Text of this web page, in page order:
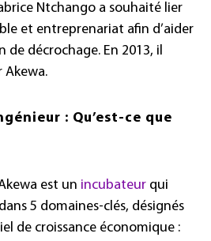
Ntchango a souhaité lier
et entreprenariat afin d’aider
de décrochage. En 2013, il
: Qu’est-ce que
est un incubateur qui
5 domaines-clés, désignés
de croissance économique :